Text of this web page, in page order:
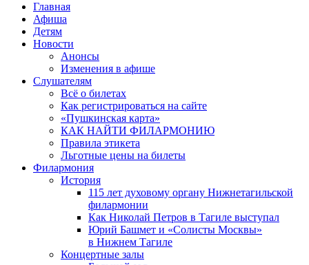
Главная
Афиша
Детям
Новости
Анонсы
Изменения в афише
Слушателям
Всё о билетах
Как регистрироваться на сайте
«Пушкинская карта»
КАК НАЙТИ ФИЛАРМОНИЮ
Правила этикета
Льготные цены на билеты
Филармония
История
115 лет духовому органу Нижнетагильской
филармонии
Как Николай Петров в Тагиле выступал
Юрий Башмет и «Солисты Москвы»
в Нижнем Тагиле
Концертные залы